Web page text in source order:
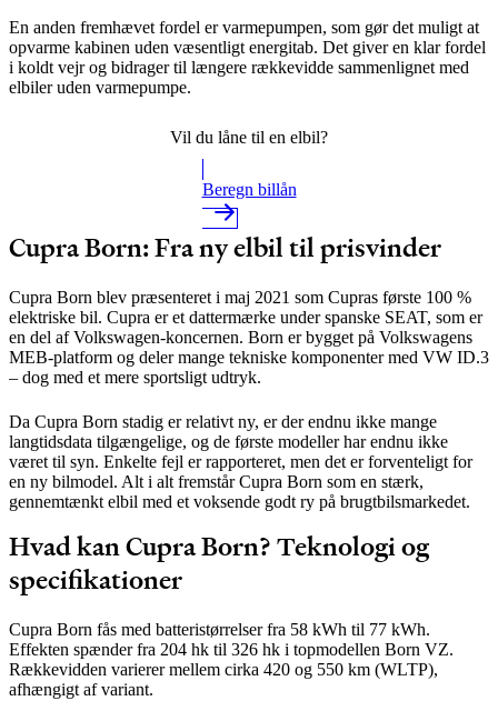
En anden fremhævet fordel er varmepumpen, som gør det muligt at
opvarme kabinen uden væsentligt energitab. Det giver en klar fordel
i koldt vejr og bidrager til længere rækkevidde sammenlignet med
elbiler uden varmepumpe.
Vil du låne til en elbil?
Beregn billån
Cupra Born: Fra ny elbil til prisvinder
Cupra Born blev præsenteret i maj 2021 som Cupras første 100 %
elektriske bil. Cupra er et dattermærke under spanske SEAT, som er
en del af Volkswagen-koncernen. Born er bygget på Volkswagens
MEB-platform og deler mange tekniske komponenter med VW ID.3
– dog med et mere sportsligt udtryk.
Da Cupra Born stadig er relativt ny, er der endnu ikke mange
langtidsdata tilgængelige, og de første modeller har endnu ikke
været til syn. Enkelte fejl er rapporteret, men det er forventeligt for
en ny bilmodel. Alt i alt fremstår Cupra Born som en stærk,
gennemtænkt elbil med et voksende godt ry på brugtbilsmarkedet.
Hvad kan Cupra Born? Teknologi og
specifikationer
Cupra Born fås med batteristørrelser fra 58 kWh til 77 kWh.
Effekten spænder fra 204 hk til 326 hk i topmodellen Born VZ.
Rækkevidden varierer mellem cirka 420 og 550 km (WLTP),
afhængigt af variant.